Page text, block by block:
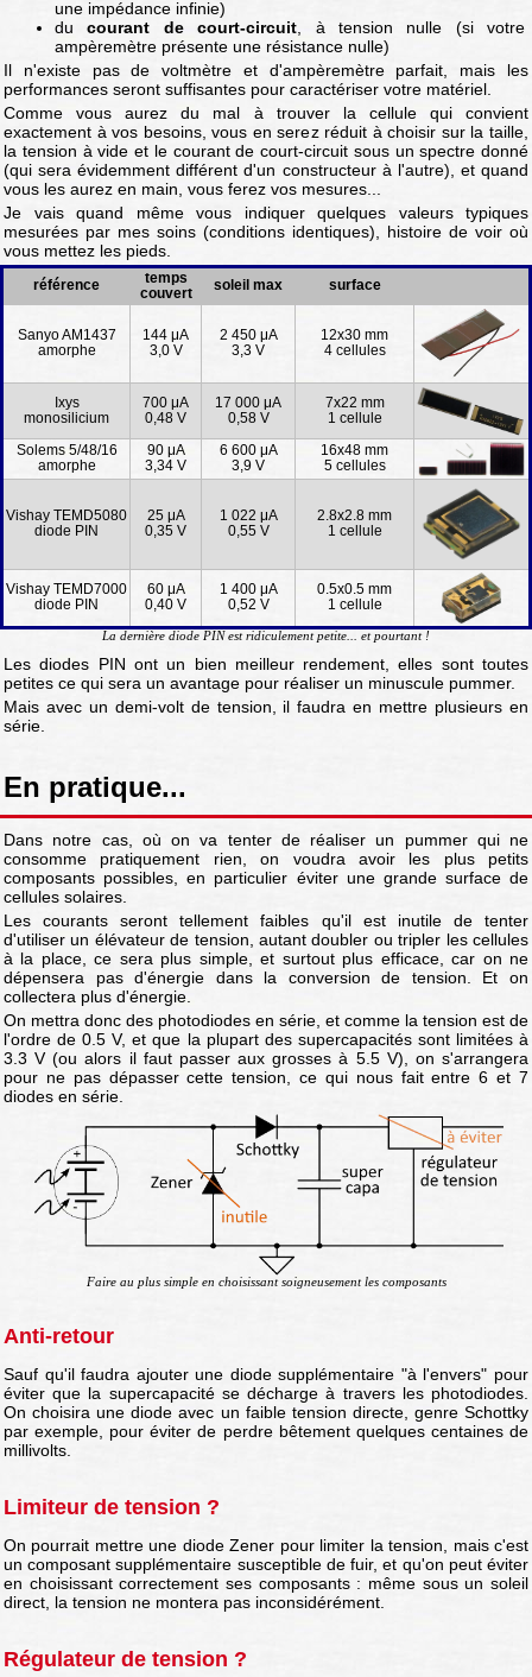
une impédance infinie)
ducourant de court-circuit , à tension nulle (si votre
ampèremètre présente une résistance nulle)
Il n'existe pas de voltmètre et d'ampèremètre parfait, mais les
performances seront suffisantes pour caractériser votre matériel.
Comme vous aurez du mal à trouver la cellule qui convient
exactement à vos besoins, vous en serez réduit à choisir sur la taille,
la tension à vide et le courant de court-circuit sous un spectre donné
(qui sera évidemment différent d'un constructeur à l'autre), et quand
vous les aurez en main, vous ferez vos mesures...
Je vais quand même vous indiquer quelques valeurs typiques
mesurées par mes soins (conditions identiques), histoire de voir où
vous mettez les pieds.
référence
temps
couvert
soleil max surface
Sanyo AM1437
amorphe
144 μA
3,0 V
2 450 μA
3,3 V
12x30 mm
4 cellules
Ixys
monosilicium
700 μA
0,48 V
17 000 μA
0,58 V
7x22 mm
1 cellule
Solems 5/48/16
amorphe
90 μA
3,34 V
6 600 μA
3,9 V
16x48 mm
5 cellules
Vishay TEMD5080
diode PIN
25 μA
0,35 V
1 022 μA
0,55 V
2.8x2.8 mm
1 cellule
Vishay TEMD7000
diode PIN
60 μA
0,40 V
1 400 μA
0,52 V
0.5x0.5 mm
1 cellule
La dernière diode PIN est ridiculement petite... et pourtant !
Les diodes PIN ont un bien meilleur rendement, elles sont toutes
petites ce qui sera un avantage pour réaliser un minuscule pummer.
Mais avec un demi-volt de tension, il faudra en mettre plusieurs en
série.
En pratique...
Dans notre cas, où on va tenter de réaliser un pummer qui ne
consomme pratiquement rien, on voudra avoir les plus petits
composants possibles, en particulier éviter une grande surface de
cellules solaires.
Les courants seront tellement faibles qu'il est inutile de tenter
d'utiliser un élévateur de tension, autant doubler ou tripler les cellules
à la place, ce sera plus simple, et surtout plus efficace, car on ne
dépensera pas d'énergie dans la conversion de tension. Et on
collectera plus d'énergie.
On mettra donc des photodiodes en série, et comme la tension est de
l'ordre de 0.5 V, et que la plupart des supercapacités sont limitées à
3.3 V (ou alors il faut passer aux grosses à 5.5 V), on s'arrangera
pour ne pas dépasser cette tension, ce qui nous fait entre 6 et 7
diodes en série.
Faire au plus simple en choisissant soigneusement les composants
Anti-retour
Sauf qu'il faudra ajouter une diode supplémentaire "à l'envers" pour
éviter que la supercapacité se décharge à travers les photodiodes.
On choisira une diode avec un faible tension directe, genre Schottky
par exemple, pour éviter de perdre bêtement quelques centaines de
millivolts.
Limiteur de tension ?
On pourrait mettre une diode Zener pour limiter la tension, mais c'est
un composant supplémentaire susceptible de fuir, et qu'on peut éviter
en choisissant correctement ses composants : même sous un soleil
direct, la tension ne montera pas inconsidérément.
Régulateur de tension ?